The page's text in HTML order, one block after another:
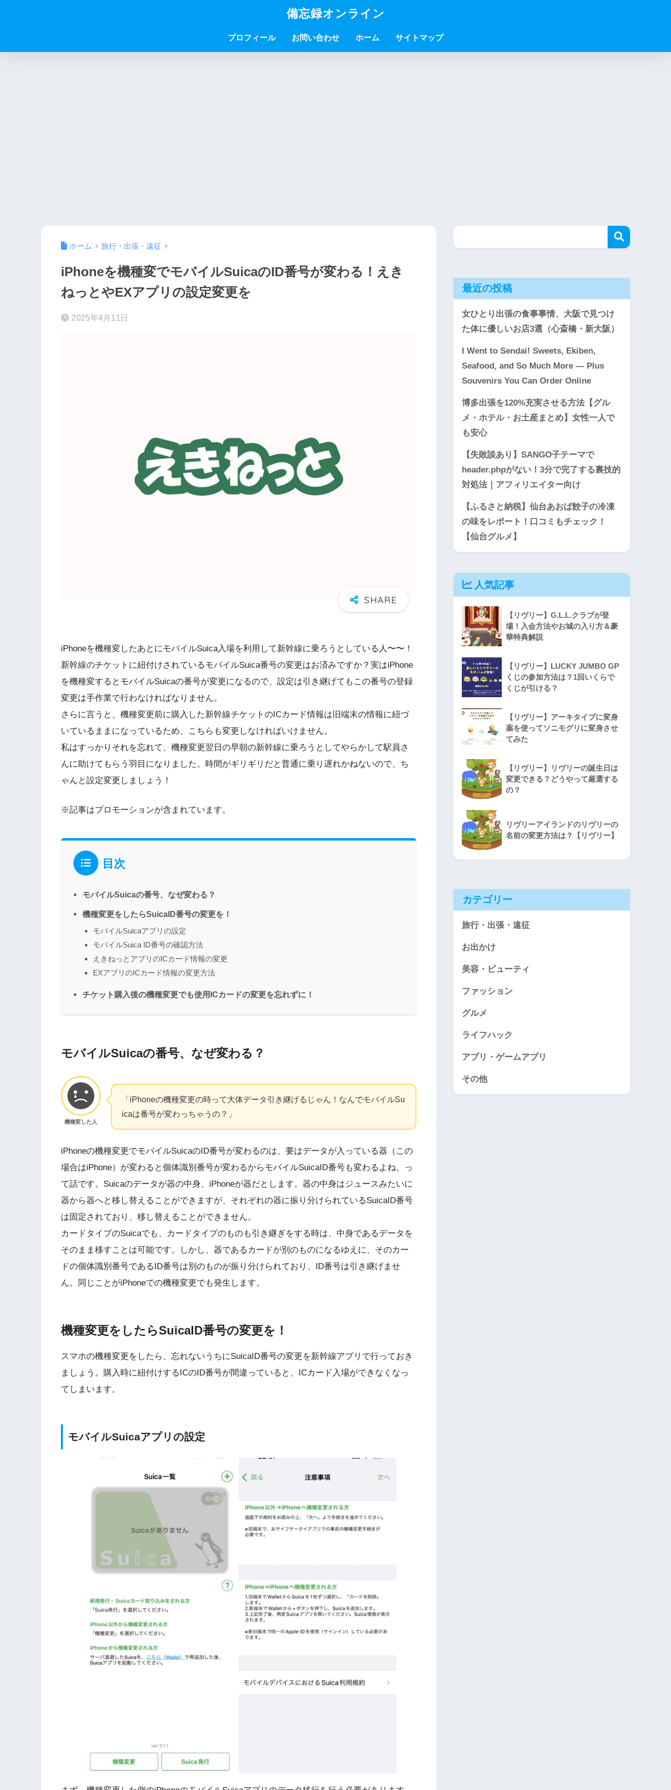
備忘録オンライン
プロフィール お問い合わせ ホーム サイトマップ
ホーム 旅行・出張・遠征
iPhoneを機種変でモバイルSuicaのID番号が変わる！えき
ねっとやEXアプリの設定変更を
2025年4月11日
iPhoneを機種変したあとにモバイルSuica入場を利用して新幹線に乗ろうとしている人〜〜！
新幹線のチケットに紐付けされているモバイルSuica番号の変更はお済みですか？実はiPhone
を機種変するとモバイルSuicaの番号が変更になるので、設定は引き継げてもこの番号の登録
変更は手作業で行わなければなりません。
さらに言うと、機種変更前に購入した新幹線チケットのICカード情報は旧端末の情報に紐づ
いているままになっているため、こちらも変更しなければいけません。
私はすっかりそれを忘れて、機種変更翌日の早朝の新幹線に乗ろうとしてやらかして駅員さ
んに助けてもらう羽目になりました。時間がギリギリだと普通に乗り遅れかねないので、ち
ゃんと設定変更しましょう！
※記事はプロモーションが含まれています。
目次
モバイルSuicaの番号、なぜ変わる？
機種変更をしたらSuicaID番号の変更を！
モバイルSuicaアプリの設定
モバイルSuica ID番号の確認方法
えきねっとアプリのICカード情報の変更
EXアプリのICカード情報の変更方法
チケット購入後の機種変更でも使用ICカードの変更を忘れずに！
モバイルSuicaの番号、なぜ変わる？
機種変した人
「iPhoneの機種変更の時って大体データ引き継げるじゃん！なんでモバイルSu
icaは番号が変わっちゃうの？」
iPhoneの機種変更でモバイルSuicaのID番号が変わるのは、要はデータが入っている器（この
場合はiPhone）が変わると個体識別番号が変わるからモバイルSuicaID番号も変わるよね、っ
て話です。Suicaのデータが器の中身、iPhoneが器だとします。器の中身はジュースみたいに
器から器へと移し替えることができますが、それぞれの器に振り分けられているSuicaID番号
は固定されており、移し替えることができません。
カードタイプのSuicaでも、カードタイプのものも引き継ぎをする時は、中身であるデータを
そのまま移すことは可能です。しかし、器であるカードが別のものになるゆえに、そのカー
ドの個体識別番号であるID番号は別のものが振り分けられており、ID番号は引き継げませ
ん。同じことがiPhoneでの機種変更でも発生します。
機種変更をしたらSuicaID番号の変更を！
スマホの機種変更をしたら、忘れないうちにSuicaID番号の変更を新幹線アプリで行っておき
ましょう。購入時に紐付けするICのID番号が間違っていると、ICカード入場ができなくなっ
てしまいます。
モバイルSuicaアプリの設定
最近の投稿
女ひとり出張の食事事情、大阪で見つけ
た体に優しいお店3選（心斎橋・新大阪）
I Went to Sendai! Sweets, Ekiben,
Seafood, and So Much More — Plus
Souvenirs You Can Order Online
博多出張を120%充実させる方法【グル
メ・ホテル・お土産まとめ】女性一人で
も安心
【失敗談あり】SANGO子テーマで
header.phpがない！3分で完了する裏技的
対処法｜アフィリエイター向け
【ふるさと納税】仙台あおば餃子の冷凍
の味をレポート！口コミもチェック！
【仙台グルメ】
人気記事
【リヴリー】G.L.L.クラブが登
場！入会方法やお城の入り方＆豪
華特典解説
【リヴリー】LUCKY JUMBO GP
くじの参加方法は？1回いくらで
くじが引ける？
【リヴリー】アーキタイプに変身
薬を使ってソニモグリに変身させ
てみた
【リヴリー】リヴリーの誕生日は
変更できる？どうやって厳選する
の？
リヴリーアイランドのリヴリーの
名前の変更方法は？【リヴリー】
カテゴリー
旅行・出張・遠征
お出かけ
美容・ビューティ
ファッション
グルメ
ライフハック
アプリ・ゲームアプリ
その他